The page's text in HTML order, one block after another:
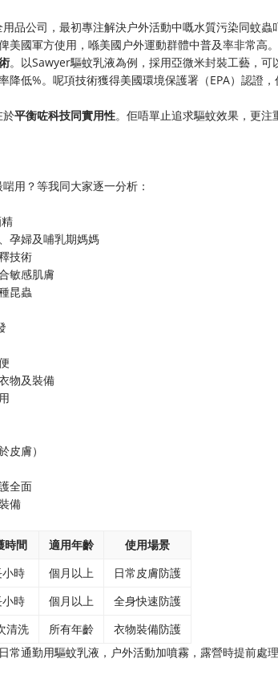
品公司，最初專注解決户外活動中嘅水質污染同蚊
國軍方使用，喺美國户外運動群體中普及率非常高。
。以Sawyer驅蚊乳液為例，採用亞微米封裝工藝，
降低%。呢項技術獲得美國環境保護署（EPA）認證
於​​平衡咗科技同實用性​。佢唔單止追求驅蚊效果，更
用？等我同大家逐一分析：
孕婦及哺乳期媽媽
技術
敏感肌膚
昆蟲
物及裝備
皮膚）
全面
備
時間 適用年齡
使用場景
時 個月以上
日常皮膚防護
時 個月以上
全身快速防護
清洗 所有年齡
衣物裝備防護
常通勤用驅蚊乳液，户外活動加噴霧，露營時提前處